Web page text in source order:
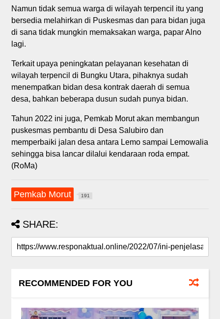
Namun tidak semua warga di wilayah terpencil itu yang
bersedia melahirkan di Puskesmas dan para bidan juga
di sana tidak mungkin memaksakan warga, papar Alno
lagi.
Terkait upaya peningkatan pelayanan kesehatan di
wilayah terpencil di Bungku Utara, pihaknya sudah
menempatkan bidan desa kontrak daerah di semua
desa, bahkan beberapa dusun sudah punya bidan.
Tahun 2022 ini juga, Pemkab Morut akan membangun
puskesmas pembantu di Desa Salubiro dan
memperbaiki jalan desa antara Lemo sampai Lemowalia
sehingga bisa lancar dilalui kendaraan roda empat.
(RoMa)
Pemkab Morut 191
SHARE:
RECOMMENDED FOR YOU